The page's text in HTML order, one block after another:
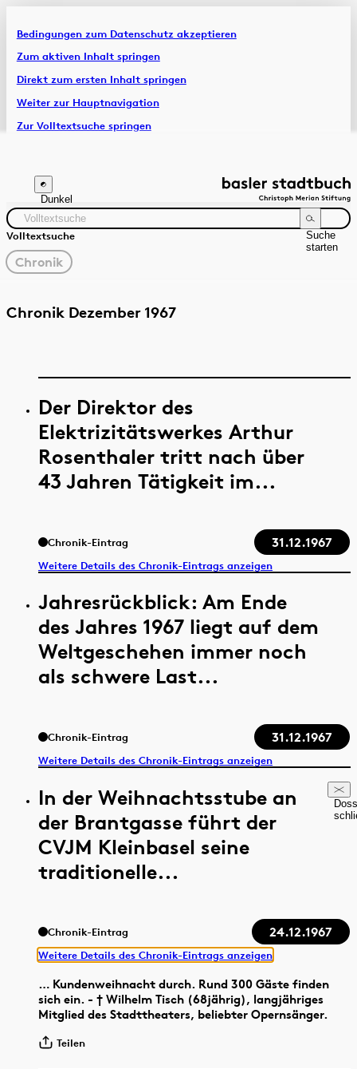
Bedingungen zum Datenschutz akzeptieren
Zum aktiven Inhalt springen
Direkt zum ersten Inhalt springen
Weiter zur Hauptnavigation
Zur Volltextsuche springen
Artikel & Dossiers
Chronik
Dunkel
Volltextsuche
Suche
starten
gewählter
Filter
Chronik
Quelle Zeitraum
Chronik Dezember 1967
Der Direktor des
Elektrizitätswerkes Arthur
Rosenthaler tritt nach über
43 Jahren Tätigkeit im...
Chronik-Eintrag 31.12.1967
Weitere Details des Chronik-Eintrags anzeigen
Jahresrückblick: Am Ende
des Jahres 1967 liegt auf dem
Weltgeschehen immer noch
als schwere Last...
Chronik-Eintrag 31.12.1967
Weitere Details des Chronik-Eintrags anzeigen
In der Weihnachtsstube an
der Brantgasse führt der
CVJM Kleinbasel seine
traditionelle...
Chronik-Eintrag 24.12.1967
Weitere Details des Chronik-Eintrags anzeigen
… Kundenweihnacht durch. Rund 300 Gäste finden
sich ein. - † Wilhelm Tisch (68jährig), langjähriges
Mitglied des Stadttheaters, beliebter Opernsänger.
Teilen